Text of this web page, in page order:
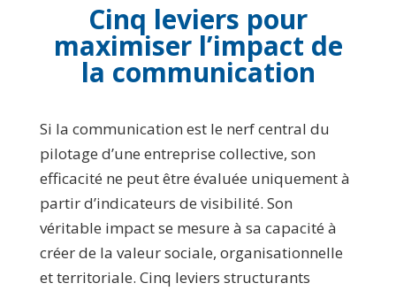
Cinq leviers pour
maximiser l’impact de
la communication
Si la communication est le nerf central du
pilotage d’une entreprise collective, son
efficacité ne peut être évaluée uniquement à
partir d’indicateurs de visibilité. Son
véritable impact se mesure à sa capacité à
créer de la valeur sociale, organisationnelle
et territoriale. Cinq leviers structurants